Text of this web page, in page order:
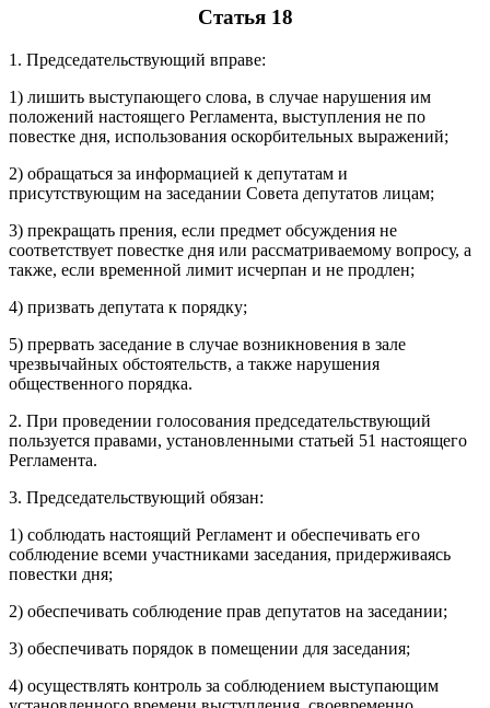
Статья 18
1. Председательствующий вправе:
1) лишить выступающего слова, в случае нарушения им
положений настоящего Регламента, выступления не по
повестке дня, использования оскорбительных выражений;
2) обращаться за информацией к депутатам и
присутствующим на заседании Совета депутатов лицам;
3) прекращать прения, если предмет обсуждения не
соответствует повестке дня или рассматриваемому вопросу, а
также, если временной лимит исчерпан и не продлен;
4) призвать депутата к порядку;
5) прервать заседание в случае возникновения в зале
чрезвычайных обстоятельств, а также нарушения
общественного порядка.
2. При проведении голосования председательствующий
пользуется правами, установленными статьей 51 настоящего
Регламента.
3. Председательствующий обязан:
1) соблюдать настоящий Регламент и обеспечивать его
соблюдение всеми участниками заседания, придерживаясь
повестки дня;
2) обеспечивать соблюдение прав депутатов на заседании;
3) обеспечивать порядок в помещении для заседания;
4) осуществлять контроль за соблюдением выступающим